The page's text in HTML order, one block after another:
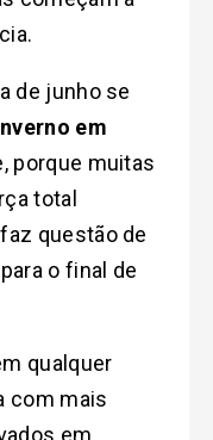
de junho se
em
porque muitas
total
questão de
o final de
qualquer
com mais
em